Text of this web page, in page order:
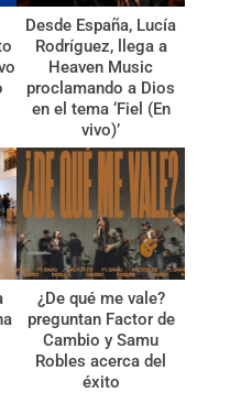
Desde España, Lucía
Rodríguez, llega a
Heaven Music
proclamando a Dios
en el tema ‘Fiel (En
vivo)’
¿De qué me vale?
preguntan Factor de
Cambio y Samu
Robles acerca del
éxito